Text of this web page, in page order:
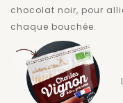
chocolat noir, pour
chaque bouchée.